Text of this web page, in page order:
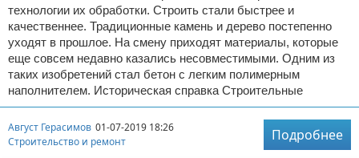
технологии их обработки. Строить стали быстрее и
качественнее. Традиционные камень и дерево постепенно
уходят в прошлое. На смену приходят материалы, которые
еще совсем недавно казались несовместимыми. Одним из
таких изобретений стал бетон с легким полимерным
наполнителем. Историческая справка Строительные
Август Герасимов 01-07-2019 18:26
Строительство и ремонт
Подробнее